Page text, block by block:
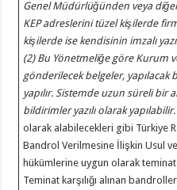
Genel Müdürlüğünden veya diğer
KEP adreslerini tüzel kişilerde
kişilerde ise kendisinin imzalı
(2) Bu Yönetmeliğe göre Kurum
gönderilecek belgeler,
yapılır. Sistemde uzun süreli bir
bildirimler yazılı olarak yapılabilir.
olarak alabilecekleri gibi Türkiye
Bandrol Verilmesine İlişkin Usul
hükümlerine uygun olarak
Teminat karşılığı alınan